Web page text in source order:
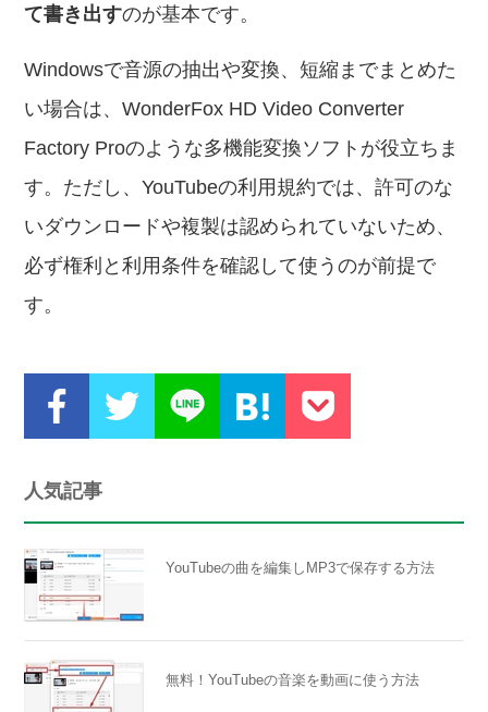
て書き出すのが基本です。
Windowsで音源の抽出や変換、短縮までまとめた
い場合は、WonderFox HD Video Converter
Factory Proのような多機能変換ソフトが役立ちま
す。ただし、YouTubeの利用規約では、許可のな
いダウンロードや複製は認められていないため、
必ず権利と利用条件を確認して使うのが前提で
す。
人気記事
YouTubeの曲を編集しMP3で保存する方法
無料！YouTubeの音楽を動画に使う方法